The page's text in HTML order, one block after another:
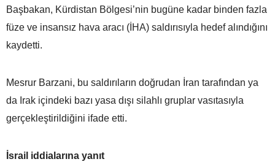
Başbakan, Kürdistan Bölgesi’nin bugüne kadar binden fazla
füze ve insansız hava aracı (İHA) saldırısıyla hedef alındığını
kaydetti.
Mesrur Barzani, bu saldırıların doğrudan İran tarafından ya
da Irak içindeki bazı yasa dışı silahlı gruplar vasıtasıyla
gerçekleştirildiğini ifade etti.
İsrail iddialarına yanıt